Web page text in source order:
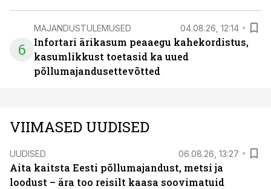
6
MAJANDUSTULEMUSED 04.08.26, 12:14
Infortari ärikasum peaaegu kahekordistus,
kasumlikkust toetasid ka uued
põllumajandusettevõtted
VIIMASED UUDISED
UUDISED 06.08.26, 13:27
Aita kaitsta Eesti põllumajandust, metsi ja
loodust – ära too reisilt kaasa soovimatuid